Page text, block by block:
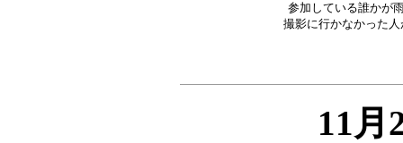
参加している誰かが
11月